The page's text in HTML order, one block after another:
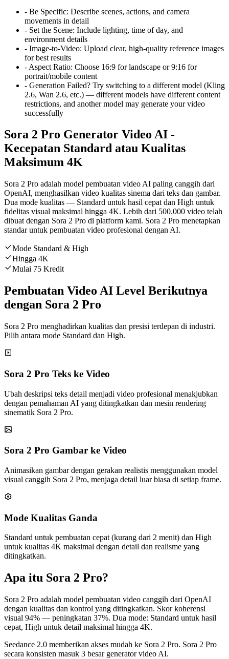
- Be Specific: Describe scenes, actions, and camera
movements in detail
- Set the Scene: Include lighting, time of day, and
environment details
- Image-to-Video: Upload clear, high-quality reference images
for best results
- Aspect Ratio: Choose 16:9 for landscape or 9:16 for
portrait/mobile content
- Generation Failed? Try switching to a different model (Kling
2.6, Wan 2.6, etc.) — different models have different content
restrictions, and another model may generate your video
successfully
Sora 2 Pro Generator Video AI -
Kecepatan Standard atau Kualitas
Maksimum 4K
Sora 2 Pro adalah model pembuatan video AI paling canggih dari
OpenAI, menghasilkan video kualitas sinema dari teks dan gambar.
Dua mode kualitas — Standard untuk hasil cepat dan High untuk
fidelitas visual maksimal hingga 4K. Lebih dari 500.000 video telah
dibuat dengan Sora 2 Pro di platform kami. Sora 2 Pro menetapkan
standar untuk pembuatan video profesional dengan AI.
Mode Standard & High
Hingga 4K
Mulai 75 Kredit
Pembuatan Video AI Level Berikutnya
dengan Sora 2 Pro
Sora 2 Pro menghadirkan kualitas dan presisi terdepan di industri.
Pilih antara mode Standard dan High.
Sora 2 Pro Teks ke Video
Ubah deskripsi teks detail menjadi video profesional menakjubkan
dengan pemahaman AI yang ditingkatkan dan mesin rendering
sinematik Sora 2 Pro.
Sora 2 Pro Gambar ke Video
Animasikan gambar dengan gerakan realistis menggunakan model
visual canggih Sora 2 Pro, menjaga detail luar biasa di setiap frame.
Mode Kualitas Ganda
Standard untuk pembuatan cepat (kurang dari 2 menit) dan High
untuk kualitas 4K maksimal dengan detail dan realisme yang
ditingkatkan.
Apa itu Sora 2 Pro?
Sora 2 Pro adalah model pembuatan video canggih dari OpenAI
dengan kualitas dan kontrol yang ditingkatkan. Skor koherensi
visual 94% — peningkatan 37%. Dua mode: Standard untuk hasil
cepat, High untuk detail maksimal hingga 4K.
Seedance 2.0 memberikan akses mudah ke Sora 2 Pro. Sora 2 Pro
secara konsisten masuk 3 besar generator video AI.